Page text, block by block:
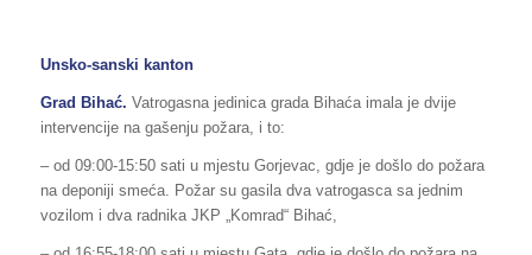
Unsko-sanski kanton
Grad Bihać. Vatrogasna jedinica grada Bihaća imala je dvije
intervencije na gašenju požara, i to:
– od 09:00-15:50 sati u mjestu Gorjevac, gdje je došlo do požara
na deponiji smeća. Požar su gasila dva vatrogasca sa jednim
vozilom i dva radnika JKP „Komrad“ Bihać,